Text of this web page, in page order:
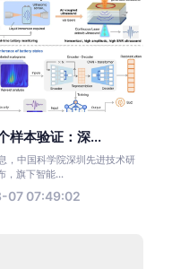
样本验证：深...
，中国科学院深圳先进技术研
，旗下智能...
07 07:49:02